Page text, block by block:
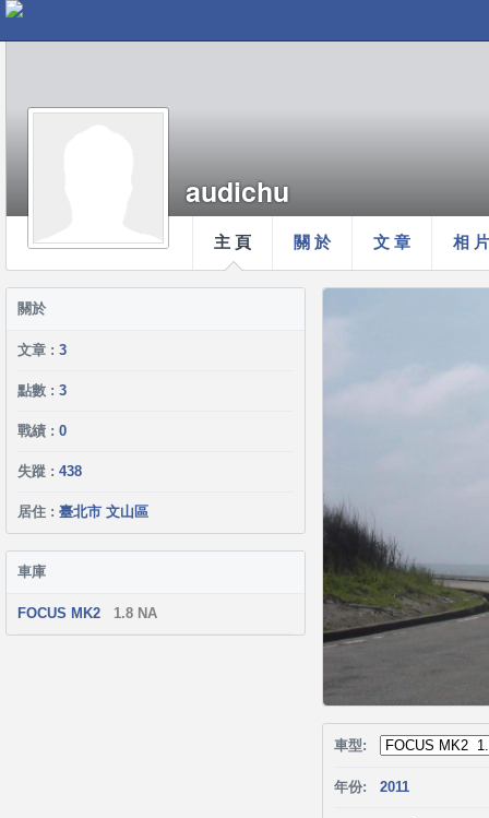
主 頁 關 於 文 章 相 片
audichu
關於
文章 : 3
點數 : 3
戰績 : 0
失蹤 : 438
居住 : 臺北市 文山區
車庫
FOCUS MK2 1.8 NA
車型:
年份: 2011